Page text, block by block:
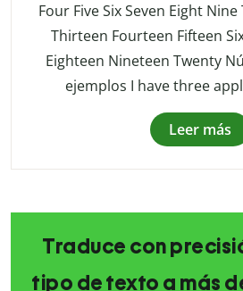
Four Five Six Seven Eight
Thirteen Fourteen Fifteen
Eighteen Nineteen Twenty
ejemplos I have three
Leer más
Traduce con
tipo de texto a más